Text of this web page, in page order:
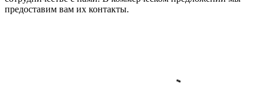
предоставим вам их контакты.